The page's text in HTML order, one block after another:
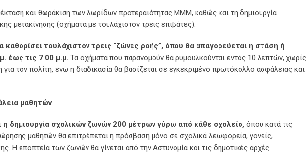
και θωράκιση των λωρίδων προτεραιότητας ΜΜΜ, καθώς και τη δημιουργία
μετακίνησης (οχήματα με τουλάχιστον τρεις επιβάτες).
καθορίσει τουλάχιστον τρεις “ζώνες ροής”, όπου θα απαγορεύεται η στάση ή
έως τις 7:00 μ.μ. Τα οχήματα που παρανομούν θα ρυμουλκούνται εντός 10 λεπτών, χωρίς
για τον πολίτη, ενώ η διαδικασία θα βασίζεται σε εγκεκριμένο πρωτόκολλο ασφάλειας και
μαθητών
η δημιουργία σχολικών ζωνών 200 μέτρων γύρω από κάθε σχολείο, όπου κατά τις
μαθητών θα επιτρέπεται η πρόσβαση μόνο σε σχολικά λεωφορεία, γονείς,
Η εποπτεία των ζωνών θα γίνεται από την Αστυνομία και τις δημοτικές αρχές.